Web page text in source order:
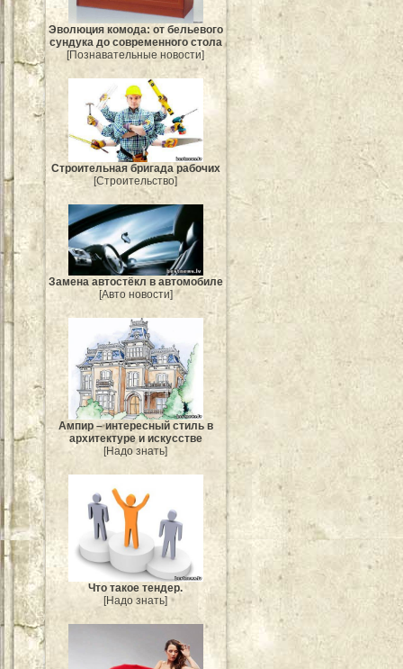
Эволюция комода: от бельевого
сундука до современного стола
[Познавательные новости]
Строительная бригада рабочих
[Строительство]
Замена автостёкл в автомобиле
[Авто новости]
Ампир – интересный стиль в
архитектуре и искусстве
[Надо знать]
Что такое тендер.
[Надо знать]